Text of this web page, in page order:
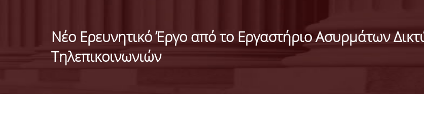
Νέο Ερευνητικό Έργο από το Εργαστήριο Ασυρμάτων
Τηλεπικοινωνιών